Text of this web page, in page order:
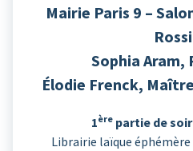
Mairie Paris 9 –
Sophia Aram,
Élodie Frenck,
1ère partie de
Librairie laïque